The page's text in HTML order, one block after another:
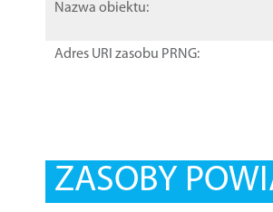
Nazwa obiektu:
Adres URI zasobu PRNG:
ZASOBY